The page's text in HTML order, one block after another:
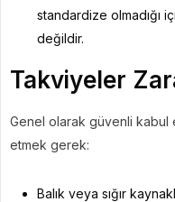
standardize olmadığı
değildir.
Takviyeler
Genel olarak güvenli kabul
etmek gerek:
Balık veya sığır